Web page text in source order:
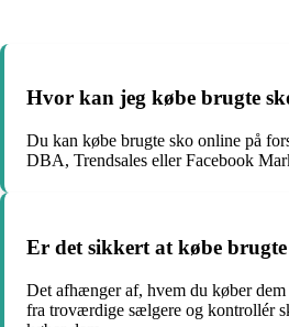
Hvor kan jeg købe brugte
Du kan købe brugte sko online på
DBA, Trendsales eller Facebook
Er det sikkert at købe brugte
Det afhænger af, hvem du køber
fra troværdige sælgere og kontrollér